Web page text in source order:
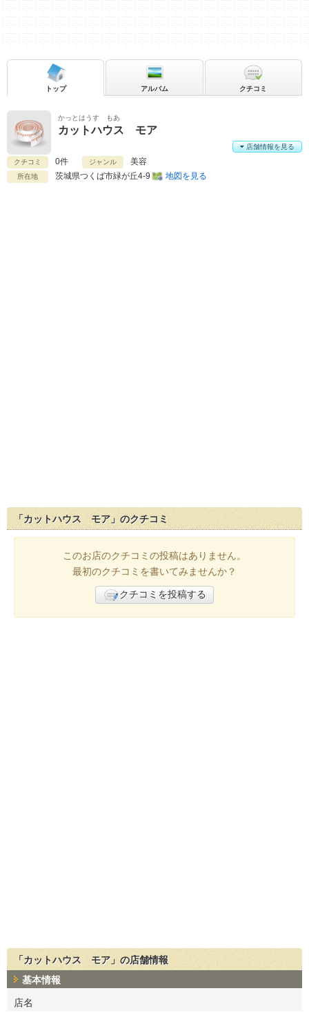
かっとはうす もあ
カットハウス モア
クチコミ 0件 ジャンル 美容
所在地 茨城県つくば市緑が丘4-9 地図を見る
店舗情報を見る
トップ アルバム クチコミ
「カットハウス モア」のクチコミ
このお店のクチコミの投稿はありません。
最初のクチコミを書いてみませんか？
クチコミを投稿する
「カットハウス モア」の店舗情報
基本情報
店名